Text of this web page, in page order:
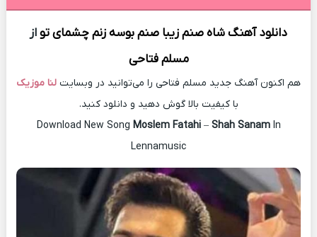
دانلود آهنگشاه صنم زیبا صنم بوسه زنم چشمای تواز
مسلم فتاحی
هم اکنون آهنگ جدید مسلم فتاحی را می‌توانید در وبسایت لنا موزیک
با کیفیت بالا گوش دهید و دانلود کنید.
Download New Song Moslem Fatahi– Shah SanamIn
Lennamusic